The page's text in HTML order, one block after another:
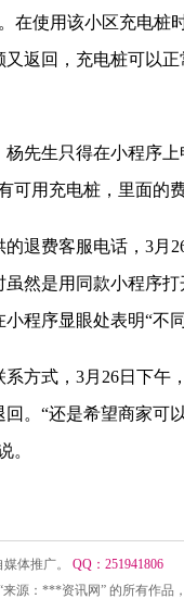
使用该小区充电桩
返回，充电桩可以
生只得在小程序上
可用充电桩，里面的
费客服电话，3月
然是用同款小程序
程序显眼处表明“不
式，3月26日下午
。“还是希望商家
。
体推广。 QQ：251941806
源：***资讯网” 的所有作